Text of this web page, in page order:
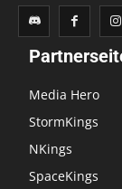
Media Hero
StormKings
NKings
SpaceKings